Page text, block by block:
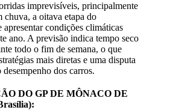
imprevisíveis, principalmente
chuva, a oitava etapa do
apresentar condições climáticas
ano. A previsão indica tempo seco
todo o fim de semana, o que
mais diretas e uma disputa
desempenho dos carros.
DO GP DE MÔNACO DE